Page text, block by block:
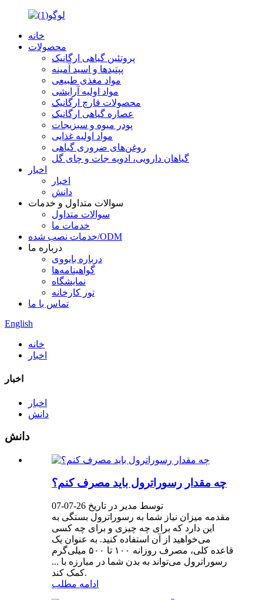
خانه
محصولات
پروتئین گیاهی ارگانیک
پپتیدها و اسید آمینه
مواد مغذی طبیعی
مواد اولیه آرایشی
محصولات قارچ ارگانیک
عصاره گیاهی ارگانیک
پودر میوه و سبزیجات
مواد اولیه غذایی
روغن‌های ضروری گیاهی
گیاهان دارویی، ادویه جات و چای گل
اخبار
اخبار
دانش
سوالات متداول و خدمات
سوالات متداول
خدمات ما
خدمات نصب شده/ODM
درباره ما
درباره بایووی
گواهینامه‌ها
نمایشگاه
تور کارخانه
تماس با ما
English
خانه
اخبار
اخبار
اخبار
دانش
دانش
چه مقدار رسوراترول باید مصرف کنم؟
توسط مدیر در تاریخ 26-07-07
مقدمه میزان نیاز شما به رسوراترول بستگی به
این دارد که برای چه چیزی و برای چه کسی
می‌خواهید از آن استفاده کنید. به عنوان یک
قاعده کلی، مصرف روزانه ۱۰۰ تا ۵۰۰ میلی‌گرم
رسوراترول می‌تواند به بدن شما در مبارزه با ...
کمک کند.
ادامه مطلب